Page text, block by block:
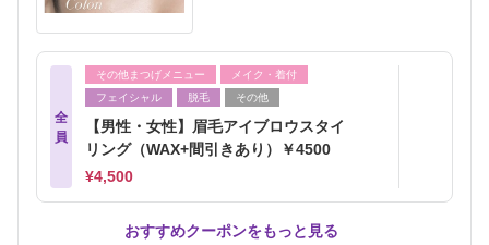
全
員
その他まつげメニュー
メイク・着付
フェイシャル
脱毛 その他
【男性・女性】眉毛アイブロウスタイ
リング（WAX+間引きあり）￥4500
¥4,500
おすすめクーポンをもっと見る